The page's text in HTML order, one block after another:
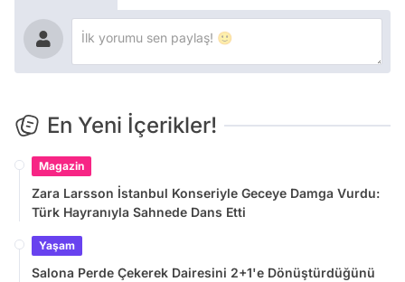
En Yeni İçerikler!
Magazin
Zara Larsson İstanbul Konseriyle Geceye Damga Vurdu:
Türk Hayranıyla Sahnede Dans Etti
Yaşam
Salona Perde Çekerek Dairesini 2+1'e Dönüştürdüğünü